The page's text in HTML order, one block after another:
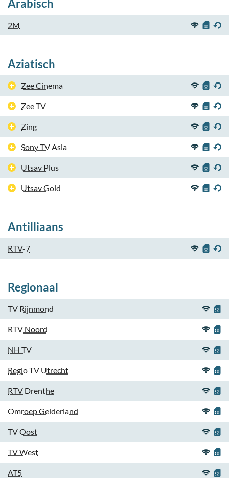
Arabisch
2M
Aziatisch
Zee Cinema
Zee TV
Zing
Sony TV Asia
Utsav Plus
Utsav Gold
Antilliaans
RTV-7
Regionaal
TV Rijnmond
RTV Noord
NH TV
Regio TV Utrecht
RTV Drenthe
Omroep Gelderland
TV Oost
TV West
AT5